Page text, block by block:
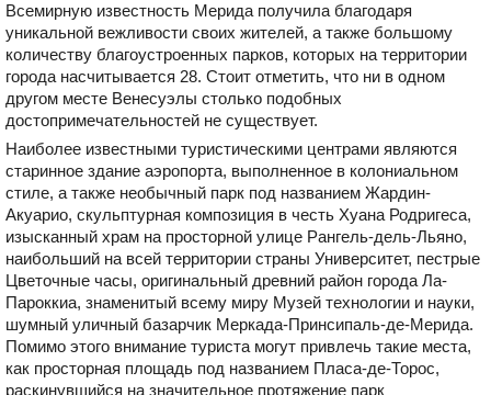
Всемирную известность Мерида получила благодаря
уникальной вежливости своих жителей, а также большому
количеству благоустроенных парков, которых на территории
города насчитывается 28. Стоит отметить, что ни в одном
другом месте Венесуэлы столько подобных
достопримечательностей не существует.
Наиболее известными туристическими центрами являются
старинное здание аэропорта, выполненное в колониальном
стиле, а также необычный парк под названием Жардин-
Акуарио, скульптурная композиция в честь Хуана Родригеса,
изысканный храм на просторной улице Рангель-дель-Льяно,
наибольший на всей территории страны Университет, пестрые
Цветочные часы, оригинальный древний район города Ла-
Пароккиа, знаменитый всему миру Музей технологии и науки,
шумный уличный базарчик Меркада-Принсипаль-де-Мерида.
Помимо этого внимание туриста могут привлечь такие места,
как просторная площадь под названием Пласа-де-Торос,
раскинувшийся на значительное протяжение парк